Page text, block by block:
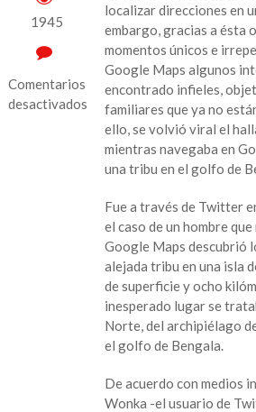
1945
Comentarios
desactivados
localizar direcciones en
embargo, gracias a ésta
momentos únicos e
Google Maps algunos
encontrado infieles,
familiares que ya no
ello, se volvió viral el
mientras navegaba en
una tribu en el golfo de
Fue a través de Twitter
el caso de un hombre
Google Maps descubrió
alejada tribu en una isla
de superficie y ocho
inesperado lugar se
Norte, del archipiélago
el golfo de Bengala.
De acuerdo con medios
Wonka -el usuario de